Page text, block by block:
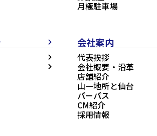
月極駐車場
arrow_forward_ios
arrow_forward_ios
arrow_forward_ios
会社案内
代表挨拶
会社概要・沿革
店舗紹介
山一地所と仙台
パーパス
CM紹介
採用情報